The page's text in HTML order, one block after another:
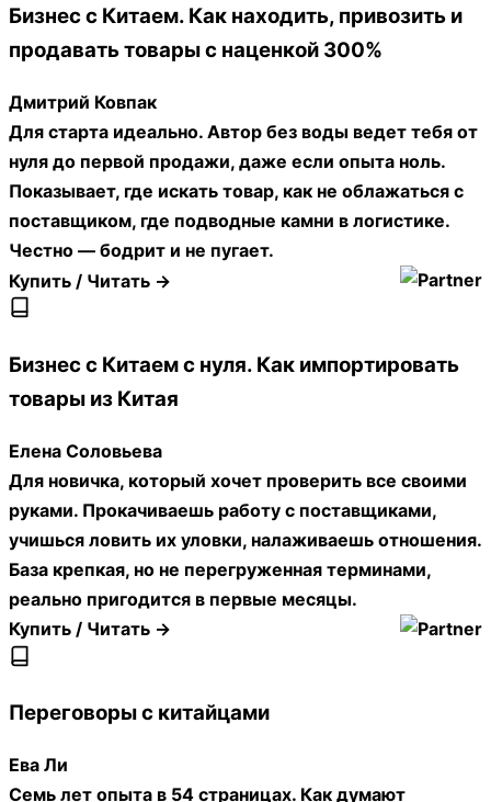
На старте часто видишь вилку примерно 500–1200
500–1200 USD в месяц для джуна в закупках/поиске
поставщиков (зависит от страны, формата, объёма
задач). Если ты ведёшь сделки под ключ и
отвечаешь за результат, цифры растут, иногда
добавляют процент/бонус за экономию или маржу.
А если ты «просто переписываюсь с фабрикой» без
цифр и ответственности — ну, там и деньги
соответствующие.
программе «Товарный бизнес с
Китаем»
Рейтинг
Количество
курсов
Fashion
Factory
School
2127 1
Смотреть
все
Что почитать будущему
специалисту по товарному
бизнесу с Китаем